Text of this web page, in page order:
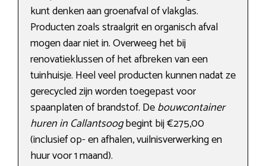
kunt denken aan groenafval of vlakglas.
Producten zoals straalgrit en organisch afval
mogen daar niet in. Overweeg het bij
renovatieklussen of het afbreken van een
tuinhuisje. Heel veel producten kunnen nadat ze
gerecycled zijn worden toegepast voor
spaanplaten of brandstof. Debouwcontainer
huren in Callantsoogbegint bij €275,00
(inclusief op- en afhalen, vuilnisverwerking en
huur voor 1 maand).